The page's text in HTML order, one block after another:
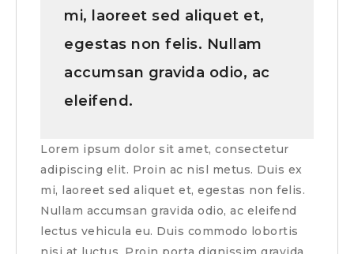
mi, laoreet sed aliquet et,
egestas non felis. Nullam
accumsan gravida odio, ac
eleifend.
Lorem ipsum dolor sit amet, consectetur
adipiscing elit. Proin ac nisl metus. Duis ex
mi, laoreet sed aliquet et, egestas non felis.
Nullam accumsan gravida odio, ac eleifend
lectus vehicula eu. Duis commodo lobortis